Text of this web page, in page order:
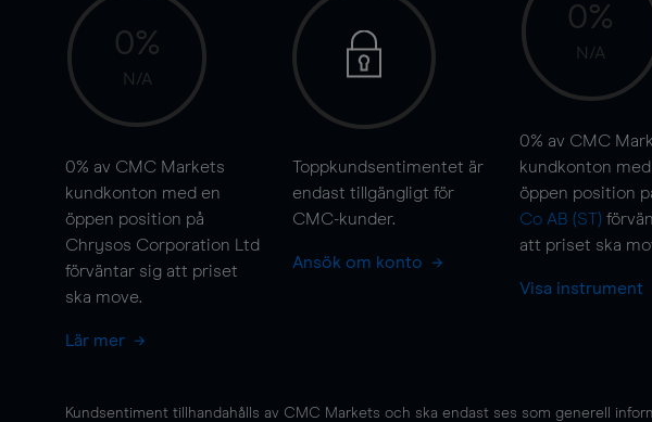
0%
N/A
0% av CMC Markets
kundkonton med en
öppen position på
Chrysos Corporation Ltd
förväntar sig att priset
ska move.
Lär mer
Toppkundsentimentet är
endast tillgängligt för
CMC-kunder.
Ansök om konto
0%
N/A
0% av CMC
kundkonton
öppen position
Co AB (ST)
att priset ska
Visa instrument
Kundsentiment tillhandahålls av CMC Markets och ska endast ses som generell